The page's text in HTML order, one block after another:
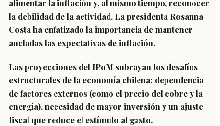
alimentar la inflación y, al mismo tiempo, reconocer
la debilidad de la actividad. La presidenta Rosanna
Costa ha enfatizado la importancia de mantener
ancladas las expectativas de inflación.
Las proyecciones del IPoM subrayan los desafíos
estructurales de la economía chilena: dependencia
de factores externos (como el precio del cobre y la
energía), necesidad de mayor inversión y un ajuste
fiscal que reduce el estímulo al gasto.